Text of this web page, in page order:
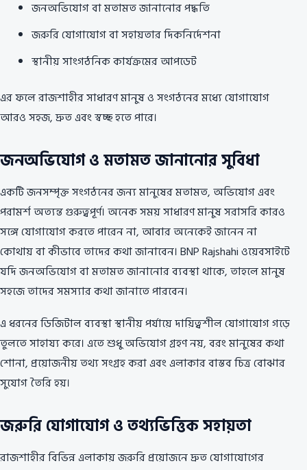
জনঅভিযোগ বা মতামত জানানোর পদ্ধতি
জরুরি যোগাযোগ বা সহায়তার দিকনির্দেশনা
স্থানীয় সাংগঠনিক কার্যক্রমের আপডেট
এর ফলে রাজশাহীর সাধারণ মানুষ ও সংগঠনের মধ্যে যোগাযোগ
আরও সহজ, দ্রুত এবং স্বচ্ছ হতে পারে।
জনঅভিযোগ ও মতামত জানানোর সুবিধা
একটি জনসম্পৃক্ত সংগঠনের জন্য মানুষের মতামত, অভিযোগ এবং
পরামর্শ অত্যন্ত গুরুত্বপূর্ণ। অনেক সময় সাধারণ মানুষ সরাসরি কারও
সঙ্গে যোগাযোগ করতে পারেন না, আবার অনেকেই জানেন না
কোথায় বা কীভাবে তাদের কথা জানাবেন। BNP Rajshahi ওয়েবসাইটে
যদি জনঅভিযোগ বা মতামত জানানোর ব্যবস্থা থাকে, তাহলে মানুষ
সহজে তাদের সমস্যার কথা জানাতে পারবেন।
এ ধরনের ডিজিটাল ব্যবস্থা স্থানীয় পর্যায়ে দায়িত্বশীল যোগাযোগ গড়ে
তুলতে সাহায্য করে। এতে শুধু অভিযোগ গ্রহণ নয়, বরং মানুষের কথা
শোনা, প্রয়োজনীয় তথ্য সংগ্রহ করা এবং এলাকার বাস্তব চিত্র বোঝার
সুযোগ তৈরি হয়।
জরুরি যোগাযোগ ও তথ্যভিত্তিক সহায়তা
রাজশাহীর বিভিন্ন এলাকায় জরুরি প্রয়োজনে দ্রুত যোগাযোগের